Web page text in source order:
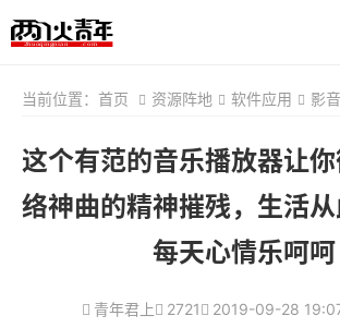
当前位置： 首页 资源阵地 软件应用 影
这个有范的音乐播放器让
络神曲的精神摧残，生活从
每天心情乐呵呵
青年君上 2721 2019-09-28